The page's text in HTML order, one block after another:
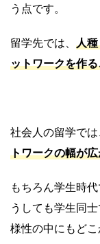
う点です。
留学先では、 人
ットワークを作
社会人の留学では
トワークの幅が
もちろん学生時
うしても学生同
様性の中にもどこ